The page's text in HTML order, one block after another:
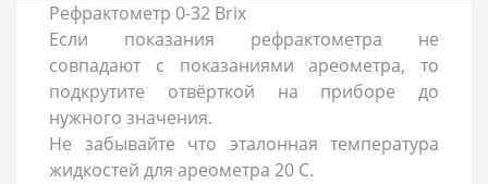
Рефрактометр 0-32 Brix
Если показания рефрактометра не
совпадают с показаниями ареометра, то
подкрутите отвёрткой на приборе до
нужного значения.
Не забывайте что эталонная температура
жидкостей для ареометра 20 С.